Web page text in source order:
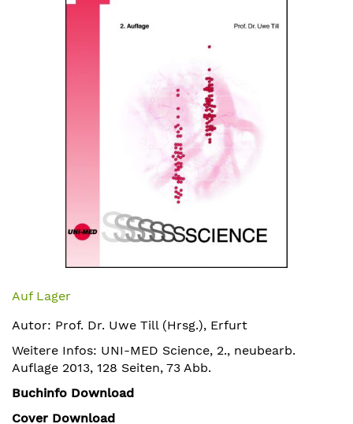
Anfang
Bildergalerie
springen
Auf Lager
Autor: Prof. Dr. Uwe Till (Hrsg.), Erfurt
Weitere Infos: UNI-MED Science, 2., neubearb.
Auflage 2013, 128 Seiten, 73 Abb.
Buchinfo Download
Cover Download